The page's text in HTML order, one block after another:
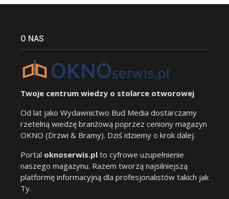
O NAS
Twoje centrum wiedzy o stolarce otworowej
Od lat jako Wydawnictwo Bud Media dostarczamy
rzetelną wiedzę branżową poprzez ceniony magazyn
OKNO (Drzwi & Bramy). Dziś idziemy o krok dalej.
Portal oknoserwis.pl to cyfrowe uzupełnienie
naszego magazynu. Razem tworzą najsilniejszą
platformę informacyjną dla profesjonalistów takich jak
Ty.